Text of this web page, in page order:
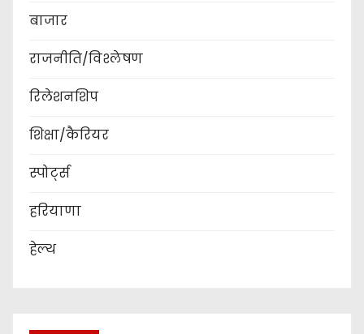
बाजार
राजनीति/विश्लेषण
रिलेशनशिप
शिक्षा/कैरियर
स्पोर्ट्स
हरियाणा
हेल्थ